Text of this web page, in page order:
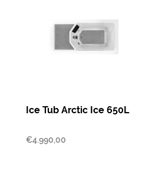
Ice Tub Arctic Ice 650L
€4.990,00